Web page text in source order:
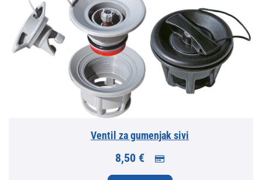
Ventil za gumenjak sivi
8,50 €